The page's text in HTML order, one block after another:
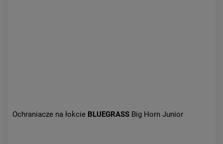
Ochraniacze na łokcie BLUEGRASS Big Horn Junior